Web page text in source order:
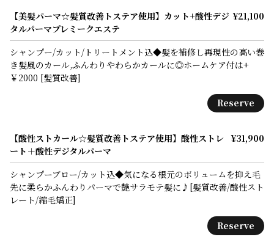
【美髪パーマ☆髪質改善トステア使用】カット+酸性デジ
タルパーマプレミークエステ
¥21,100
シャンプー/カット/トリートメント込◆髪を補修し再現性の高い巻
き髪風のカール,ふんわりやわらかカールに◎ホームケア付は+
￥2000 [髪質改善]
Reserve
【酸性ストカール☆髪質改善トステア使用】酸性ストレ
ート＋酸性デジタルパーマ
¥31,900
シャンプーブロー/カット込◆気になる根元のボリュームを抑え毛
先に柔らかふんわりパーマで艶サラモテ髪に♪[髪質改善/酸性スト
レート/縮毛矯正]
Reserve